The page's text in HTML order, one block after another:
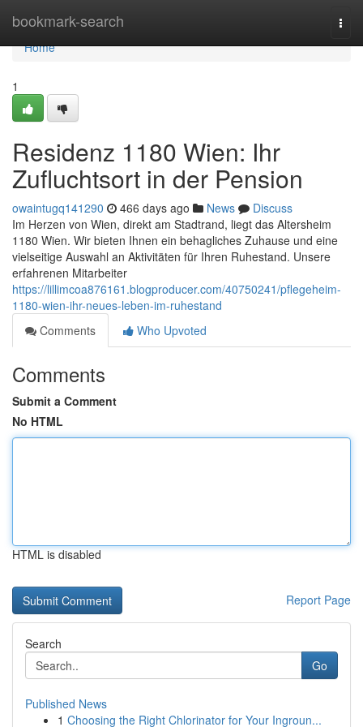
bookmark-search
Home
Home
1
Residenz 1180 Wien: Ihr
Zufluchtsort in der Pension
owaintugq141290 466 days ago News
Discuss
Im Herzen von Wien, direkt am Stadtrand, liegt das Altersheim
1180 Wien. Wir bieten Ihnen ein behagliches Zuhause und eine
vielseitige Auswahl an Aktivitäten für Ihren Ruhestand. Unsere
erfahrenen Mitarbeiter
https://lillimcoa876161.blogproducer.com/40750241/pflegeheim-
1180-wien-ihr-neues-leben-im-ruhestand
Comments
Who Upvoted
Comments
Submit a Comment
No HTML
HTML is disabled
Report Page
Search
Go
Published News
1 Choosing the Right Chlorinator for Your Ingroun...